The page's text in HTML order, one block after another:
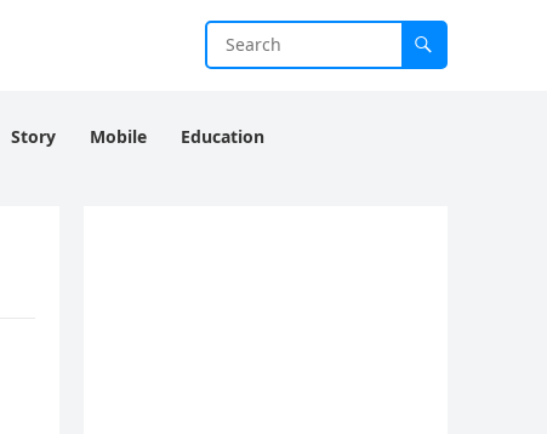
Story Mobile Education